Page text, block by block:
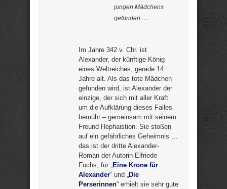
jungen Mädchens
gefunden …
Im Jahre 342 v. Chr. ist
Alexander, der künftige König
eines Weltreiches, gerade 14
Jahre alt. Als das tote Mädchen
gefunden wird, ist Alexander der
einzige, der sich mit aller Kraft
um die Aufklärung dieses Falles
bemüht – gemeinsam mit seinem
Freund Hephaistion. Sie stoßen
auf ein gefährliches Geheimnis …
das ist der dritte Alexander-
Roman der Autorin Elfriede
Fuchs; für „
Eine Krone für
Alexander“ und „
Die
Perserinnen“ erhielt sie sehr gute